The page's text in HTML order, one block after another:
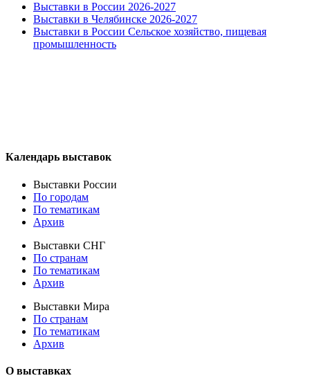
Выставки в России 2026-2027
Выставки в Челябинске 2026-2027
Выставки в России Сельское хозяйство, пищевая
промышленность
Календарь выставок
Выставки России
По городам
По тематикам
Архив
Выставки СНГ
По странам
По тематикам
Архив
Выставки Мира
По странам
По тематикам
Архив
О выставках